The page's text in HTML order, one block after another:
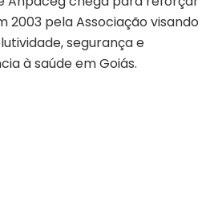
2003 pela Associação visando
segurança e
à saúde em Goiás.